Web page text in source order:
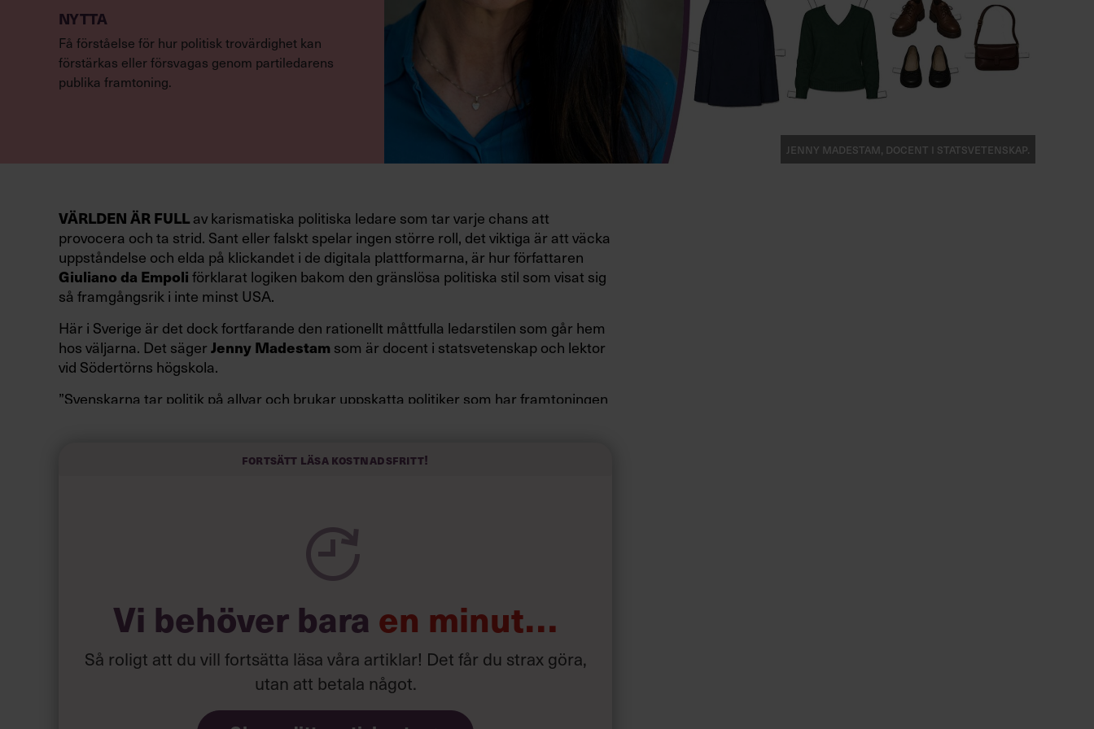
NYTTA
Få förståelse för hur politisk trovärdighet kan
förstärkas eller försvagas genom partiledarens
publika framtoning.
Jenny Madestam, docent i statsvetenskap.
VÄRLDEN ÄR FULL av karismatiska politiska ledare som tar varje chans att
provocera och ta strid. Sant eller falskt spelar ingen större roll, det viktiga är att väcka
uppståndelse och elda på klickandet i de digitala plattformarna, är hur författaren
Giuliano da Empoli förklarat logiken bakom den gränslösa politiska stil som visat sig
så framgångsrik i inte minst USA.
Här i Sverige är det dock fortfarande den rationellt måttfulla ledarstilen som går hem
hos väljarna. Det säger Jenny Madestam som är docent i statsvetenskap och lektor
vid Södertörns högskola.
”Svenskarna tar politik på allvar och brukar uppskatta politiker som har framtoningen
sammanfatta de önskningar som svenskarna för fram i undersökningar.”
Siri Wikander: ”Led som i början av pandemin”
Fortsätt läsa kostnadsfritt!
Vi behöver bara en minut…
Så roligt att du vill fortsätta läsa våra artiklar! Det får du strax göra,
utan att betala något.